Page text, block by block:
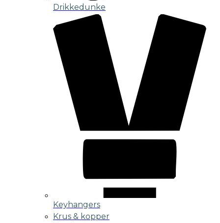
Drikkedunke
Keyhangers
Krus & kopper